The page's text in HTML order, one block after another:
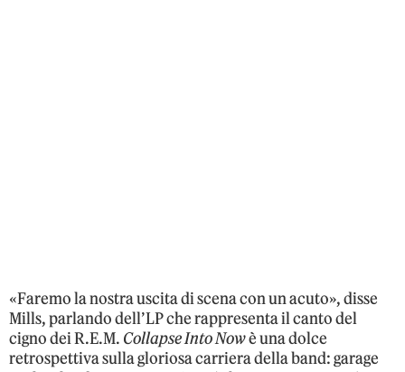
«Faremo la nostra uscita di scena con un acuto», disse
Mills, parlando dell’LP che rappresenta il canto del
cigno dei R.E.M. Collapse Into Nowè una dolce
retrospettiva sulla gloriosa carriera della band: garage